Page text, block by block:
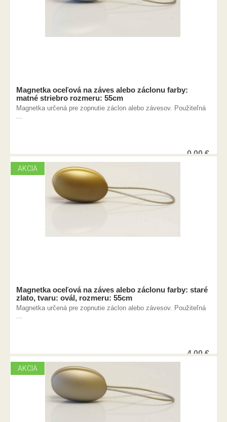
Magnetka oceľová na záves alebo záclonu farby:
matné striebro rozmeru: 55cm
Magnetka určená pre zopnutie záclon alebo závesov. Použiteľná
...
0,00€
AKCIA
Magnetka oceľová na záves alebo záclonu farby: staré
zlato, tvaru: ovál, rozmeru: 55cm
Magnetka určená pre zopnutie záclon alebo závesov. Použiteľná
...
4,00€
AKCIA